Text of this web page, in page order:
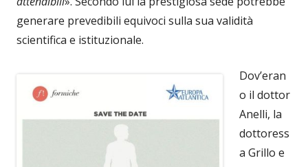
generare prevedibili equivoci sulla sua validità
scientifica e istituzionale.
Dov’eran
o il dottor
Anelli, la
dottoress
a Grillo e